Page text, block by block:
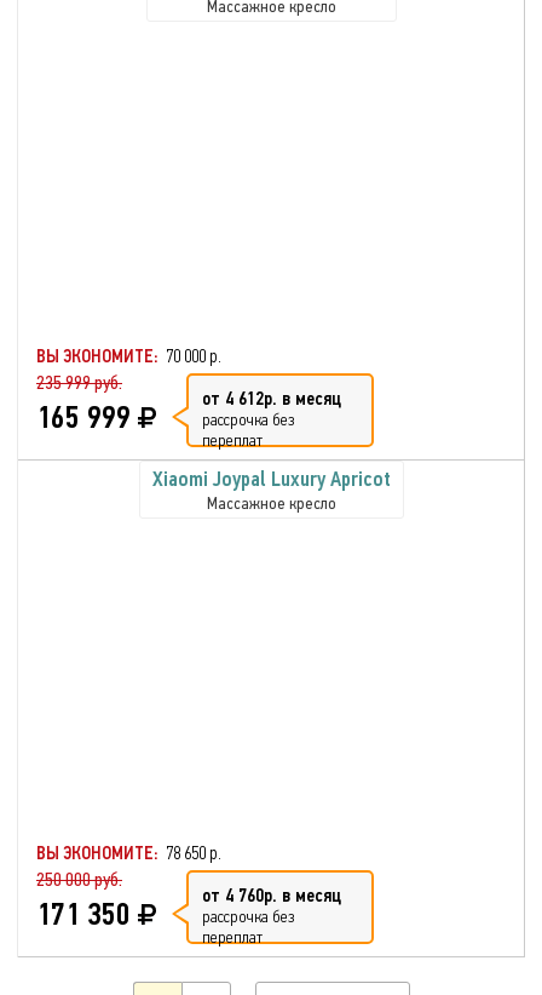
Массажное кресло
ВЫ ЭКОНОМИТЕ: 70 000 р.
235 999 руб.
165 999 от 4 612р. в месяц
рассрочка без
переплат
Xiaomi Joypal Luxury Apricot
Массажное кресло
ВЫ ЭКОНОМИТЕ: 78 650 р.
250 000 руб.
171 350 от 4 760р. в месяц
рассрочка без
переплат